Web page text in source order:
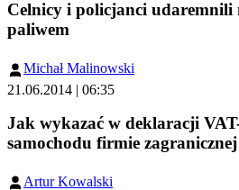
Celnicy i policjanci udaremnili
paliwem
Michał Malinowski
21.06.2014 | 06:35
Jak wykazać w deklaracji
samochodu firmie
Artur Kowalski